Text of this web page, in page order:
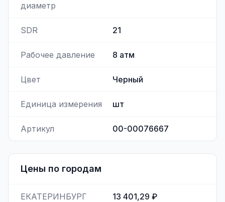
диаметр
SDR 21
Рабочее давление 8 атм
Цвет Черный
Единица измерения шт
Артикул 00-00076667
Цены по городам
ЕКАТЕРИНБУРГ 13 401,29 ₽